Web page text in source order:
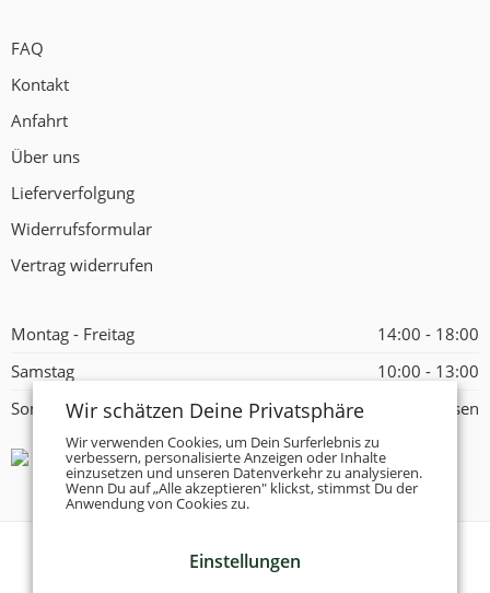
FAQ
Kontakt
Anfahrt
Über uns
Lieferverfolgung
Widerrufsformular
Vertrag widerrufen
Montag - Freitag
14:00 - 18:00
Samstag
10:00 - 13:00
Sonntag
Geschlossen
Tanzschuhe Otto München e.K.
Wir schätzen Deine Privatsphäre
Wir verwenden Cookies, um Dein Surferlebnis zu
verbessern, personalisierte Anzeigen oder Inhalte
einzusetzen und unseren Datenverkehr zu analysieren.
Wenn Du auf „Alle akzeptieren" klickst, stimmst Du der
Anwendung von Cookies zu.
Einstellungen